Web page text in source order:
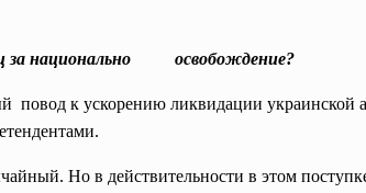
за национально освобождение?
повод к ускорению ликвидации украинской
Но в действительности в этом